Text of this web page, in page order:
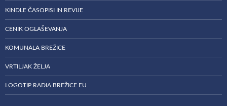
KINDLE ČASOPISI IN REVIJE
CENIK OGLAŠEVANJA
KOMUNALA BREŽICE
VRTILJAK ŽELJA
LOGOTIP RADIA BREŽICE EU